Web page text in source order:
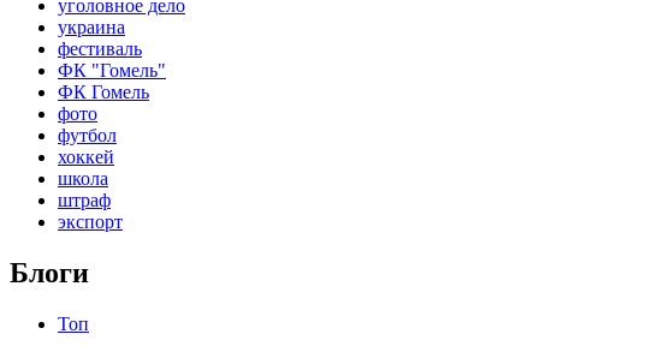
уголовное дело
украина
фестиваль
ФК "Гомель"
ФК Гомель
фото
футбол
хоккей
школа
штраф
экспорт
Блоги
Топ